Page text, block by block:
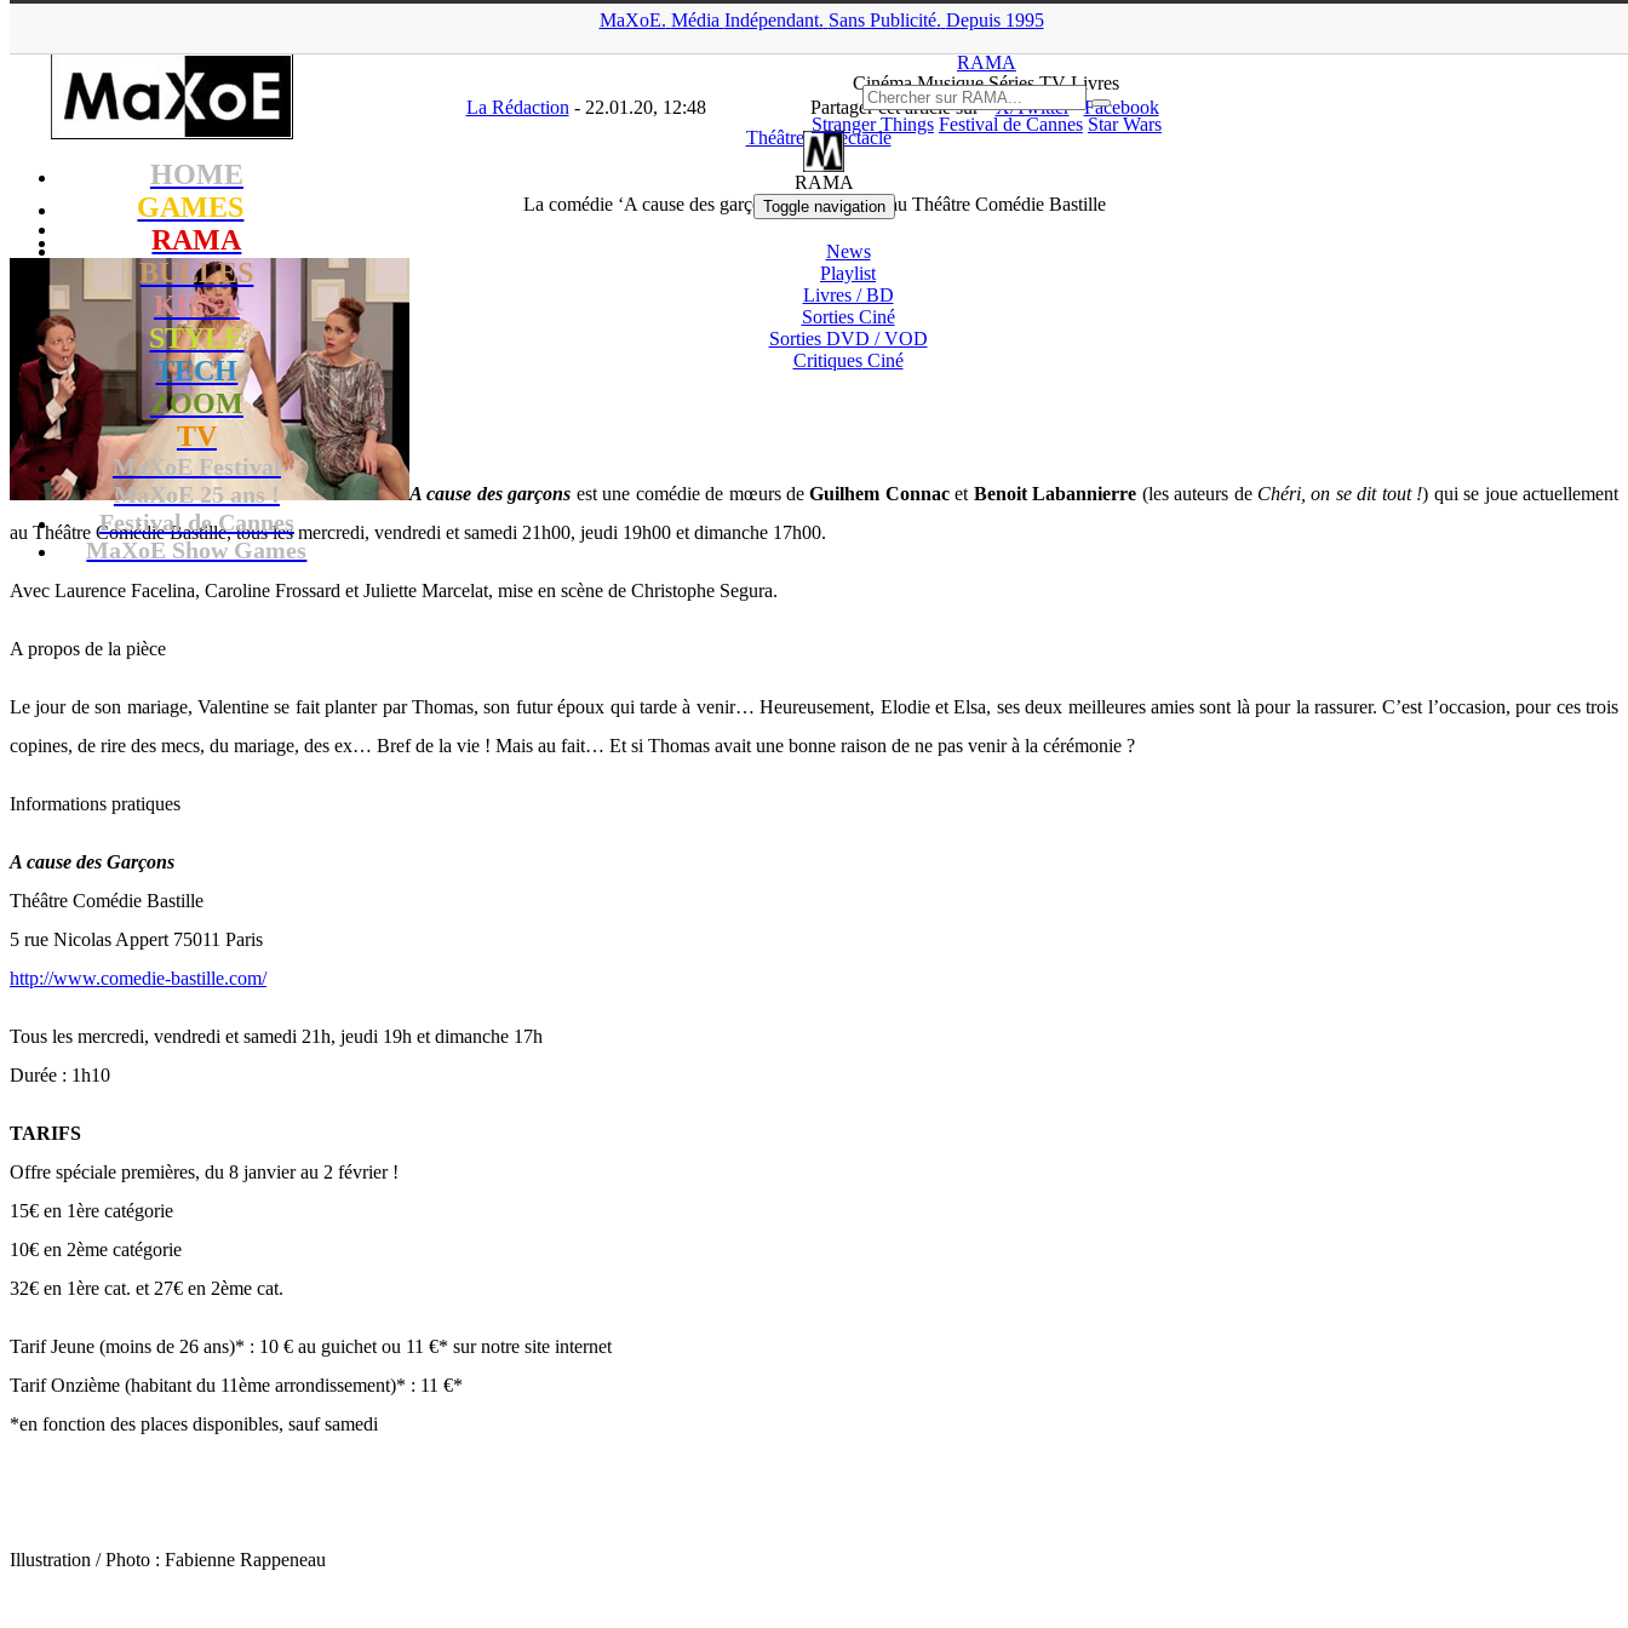
MaXoE. Média Indépendant. Sans Publicité. Depuis 1995
HOME
GAMES
RAMA
BULLES
KISSA
STYLE
TECH
ZOOM
TV
MaXoE Festival
MaXoE 25 ans !
Festival de Cannes
MaXoE Show Games
RAMA
CinémaMusique SériesTVLivres
Stranger Things Festival de Cannes Star Wars
RAMA
Toggle navigation
News
Playlist
Livres / BD
Sorties Ciné
Sorties DVD / VOD
CritiquesCiné
▲
La Rédaction - 22.01.20, 12:48 Partager cet article sur X/Twitter
Facebook
Théâtre / Spectacle
La comédie ‘A cause des garçons’ actuellement au Théâtre Comédie Bastille
A cause des garçons est une comédie de mœurs deGuilhem Connacet Benoit Labannierre (les auteurs de Chéri, on se dit tout !) qui se joue actuellement
au Théâtre Comédie Bastille, tous les mercredi, vendredi et samedi 21h00, jeudi 19h00 et dimanche 17h00.
Avec Laurence Facelina, Caroline Frossard et Juliette Marcelat, mise en scène de Christophe Segura.
A propos de la pièce
Le jour de son mariage, Valentine se fait planter par Thomas, son futur époux qui tarde à venir… Heureusement, Elodie et Elsa, ses deux meilleures amies sont là pour la rassurer. C’est l’occasion, pour ces trois
copines, de rire des mecs, du mariage, des ex… Bref de la vie ! Mais au fait… Et si Thomas avait une bonne raison de ne pas venir à la cérémonie ?
Informations pratiques
A cause des Garçons
Théâtre Comédie Bastille
5 rue Nicolas Appert 75011 Paris
http://www.comedie-bastille.com/
Tous les mercredi, vendredi et samedi 21h, jeudi 19h et dimanche 17h
Durée : 1h10
TARIFS
Offre spéciale premières, du 8 janvier au 2 février !
15€ en 1ère catégorie
10€ en 2ème catégorie
32€ en 1ère cat. et 27€ en 2ème cat.
Tarif Jeune (moins de 26 ans)* : 10 € au guichet ou 11 €* sur notre site internet
Tarif Onzième (habitant du 11ème arrondissement)* : 11 €*
*en fonction des places disponibles, sauf samedi
Illustration / Photo : Fabienne Rappeneau